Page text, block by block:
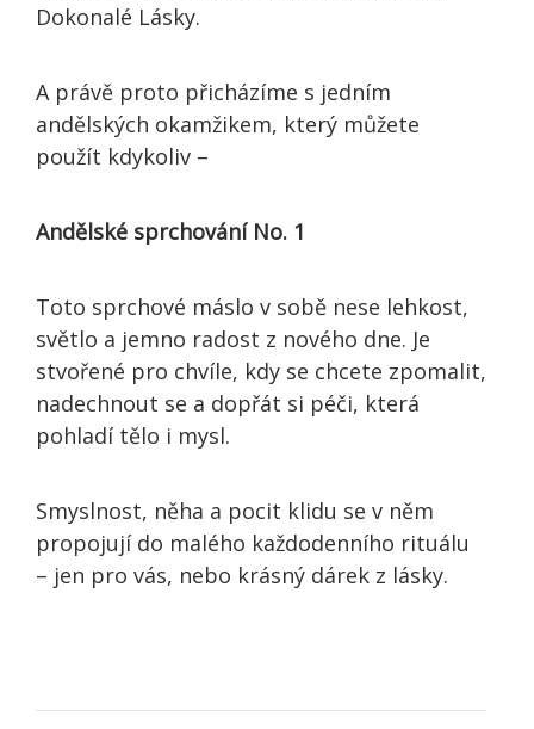
Dokonalé Lásky.
A právě proto přicházíme s jedním
andělských okamžikem, který můžete
použít kdykoliv –
Andělské sprchování No. 1
Toto sprchové máslo v sobě nese lehkost,
světlo a jemno radost z nového dne. Je
stvořené pro chvíle, kdy se chcete zpomalit,
nadechnout se a dopřát si péči, která
pohladí tělo i mysl.
Smyslnost, něha a pocit klidu se v něm
propojují do malého každodenního rituálu
– jen pro vás, nebo krásný dárek z lásky.